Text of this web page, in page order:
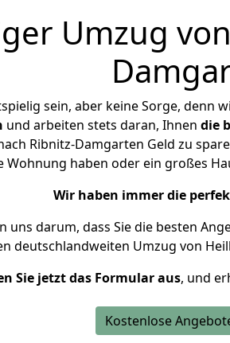
Umzug
sein, aber keine Sorge, denn
und arbeiten stets daran, Ihnen die
Ribnitz-Damgarten Geld zu
Wohnung haben oder ein großes
Wir haben immer die
uns darum, dass Sie die besten
deutschlandweiten Umzug von
Sie jetzt das Formular aus, und
Kostenlose